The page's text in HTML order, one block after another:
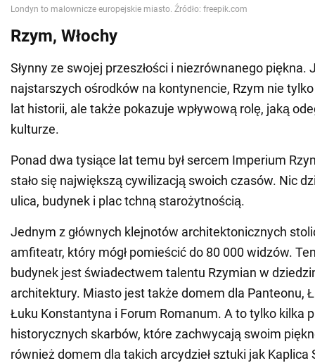
Rzym, Włochy
Słynny ze swojej przeszłości i niezrównanego piękna.
najstarszych ośrodków na kontynencie, Rzym nie
lat historii, ale także pokazuje wpływową rolę, jaką
kulturze.
Ponad dwa tysiące lat temu był sercem Imperium
stało się największą cywilizacją swoich czasów. Nic
ulica, budynek i plac tchną starożytnością.
Jednym z głównych klejnotów architektonicznych
amfiteatr, który mógł pomieścić do 80 000 widzów.
budynek jest świadectwem talentu Rzymian w
architektury. Miasto jest także domem dla Panteonu,
Łuku Konstantyna i Forum Romanum. A to tylko kilka
historycznych skarbów, które zachwycają swoim
również domem dla takich arcydzieł sztuki jak Kaplica